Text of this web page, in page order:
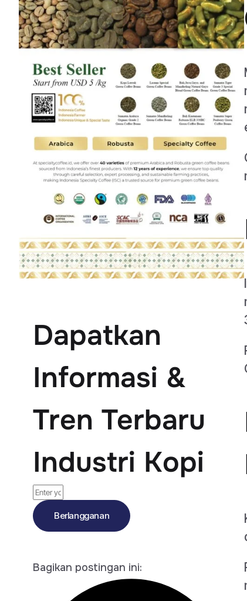
Dapatkan
Informasi &
Tren Terbaru
Industri Kopi
Berlangganan
Bagikan postingan ini: